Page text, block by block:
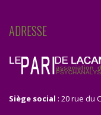
ADRESSE
Siège social : 20 rue du